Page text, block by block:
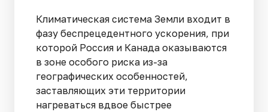
Климатическая система Земли входит в
фазу беспрецедентного ускорения, при
которой Россия и Канада оказываются
в зоне особого риска из-за
географических особенностей,
заставляющих эти территории
нагреваться вдвое быстрее